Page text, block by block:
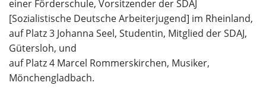
einer Förderschule, Vorsitzender der SDAJ
[Sozialistische Deutsche Arbeiterjugend] im Rheinland,
auf Platz 3 Johanna Seel, Studentin, Mitglied der SDAJ,
Gütersloh, und
auf Platz 4 Marcel Rommerskirchen, Musiker,
Mönchengladbach.